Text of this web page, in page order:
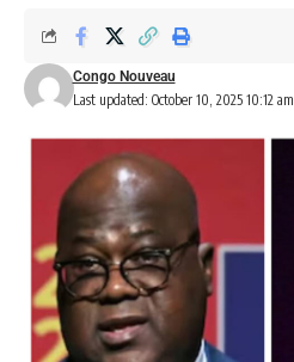
Last updated: October 10, 2025 10:12 am
Congo Nouveau